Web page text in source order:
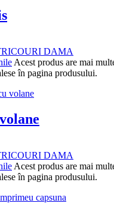
DAMA
Acest produs are mai
în pagina produsului.
DAMA
Acest produs are mai
în pagina produsului.